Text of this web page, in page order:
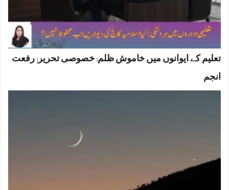
تعلیم کے ایوانوں میں خاموش ظلم: خصوصی تحریر: رفعت
انجم